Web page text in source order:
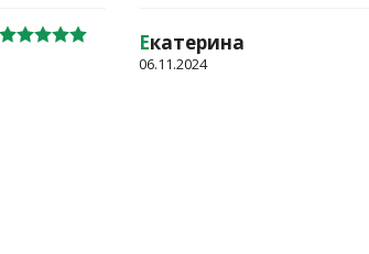
Екатерина
06.11.2024